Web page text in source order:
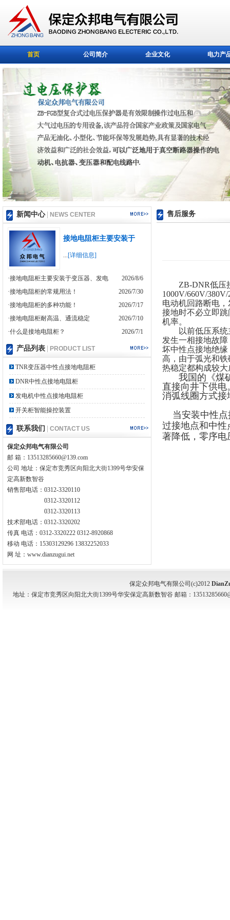
首页 公司简介 企业文化 电力产
新闻中心 NEWS CENTER
接地电阻柜主要安装于
...[详细信息]
·接地电阻柜主要安装于变压器、发电
2026/8/6
·接地电阻柜的常规用法！
2026/7/30
·接地电阻柜的多种功能！
2026/7/17
·接地电阻柜耐高温、通流稳定
2026/7/10
·什么是接地电阻柜？
2026/7/1
产品列表 PRODUCT LIST
TNR变压器中性点接地电阻柜
DNR中性点接地电阻柜
发电机中性点接地电阻柜
开关柜智能操控装置
联系我们 CONTACT US
保定众邦电气有限公司
邮 箱：13513285660@139.com
公司 地址：保定市竞秀区向阳北大街1399号华安保
定高新数智谷
销售部电话：0312-3320110
0312-3320112
0312-3320113
技术部电话：0312-3320202
传真 电话：0312-3320222 0312-8920868
移动 电话：15303129296 13832252033
网 址：www.dianzugui.net
售后服务
ZB-DNR低压
1000V/660V/380V/
电动机回路断电
接地时不必立即
机率。
以前低压系
发生一相接地故
坏中性点接地绝
高，由于弧光和
热稳定都构成较大
我国的《煤
直接向井下供
消弧线圈方式接
当安装中性点
过接地点和中
著降低，零序电
保定众邦电气有限公司(c)2012
地址：保定市竞秀区向阳北大街1399号华安保定高新数智谷 邮箱：